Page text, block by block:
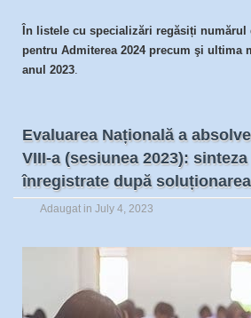
În listele cu specializări regăsiți
pentru Admiterea 2024 precum şi ultima
anul 2023
Evaluarea Națională a
VIII-a (sesiunea 2023):
înregistrate după
Adaugat in July 4, 2023